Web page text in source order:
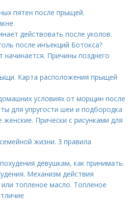
пятен после прыщей.
действовать после уколов.
после инъекций Ботокса?
Причины позднего
Карта расположения прыщей
условиях от морщин после
для упругости шеи и подбородка
женские. Прически с рисунками для
жизни. 3 правила
девушкам, как принимать.
Механизм действия
топленое масло. Топленое